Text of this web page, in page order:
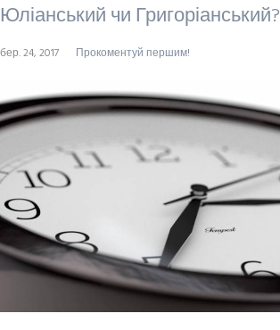
Юліанський чи Григоріанський?
бер. 24, 2017 Прокоментуй першим!